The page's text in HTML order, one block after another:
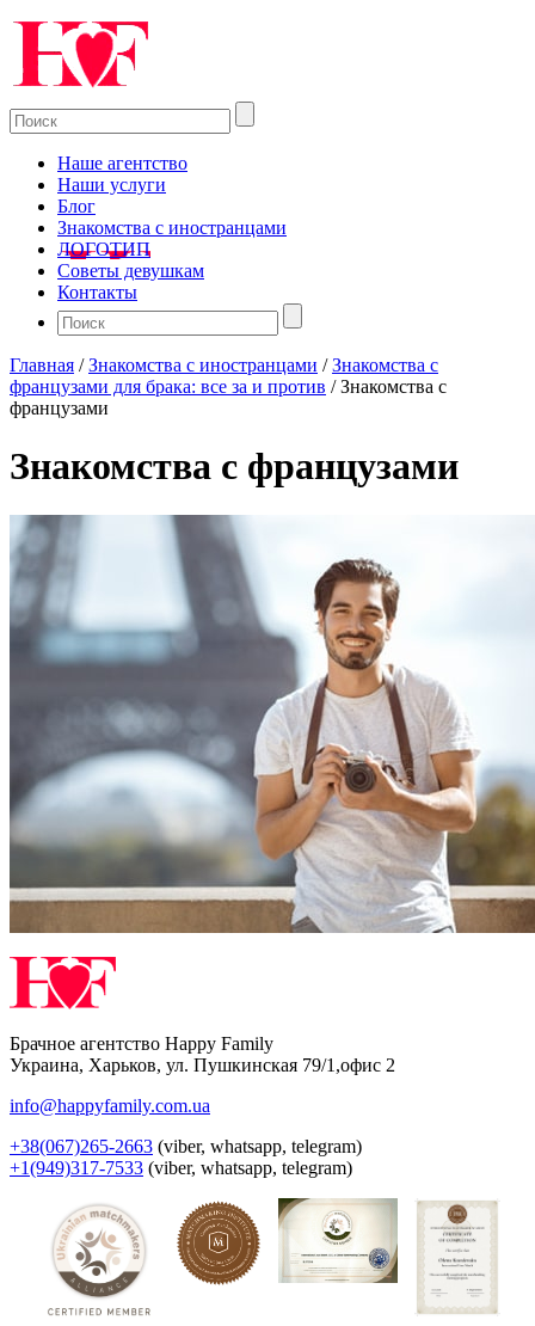
Наше агентство
Наши услуги
Блог
Знакомства с иностранцами
ЛОГОТИП
Советы девушкам
Контакты
Главная /Знакомства с иностранцами /Знакомства с
французами для брака: все за и против /Знакомства с
французами
Знакомства с французами
Брачное агентство Happy Family
Украина, Харьков, ул. Пушкинская 79/1,офис 2
info@happyfamily.com.ua
+38(067)265-2663 (viber, whatsapp, telegram)
+1(949)317-7533 (viber, whatsapp, telegram)